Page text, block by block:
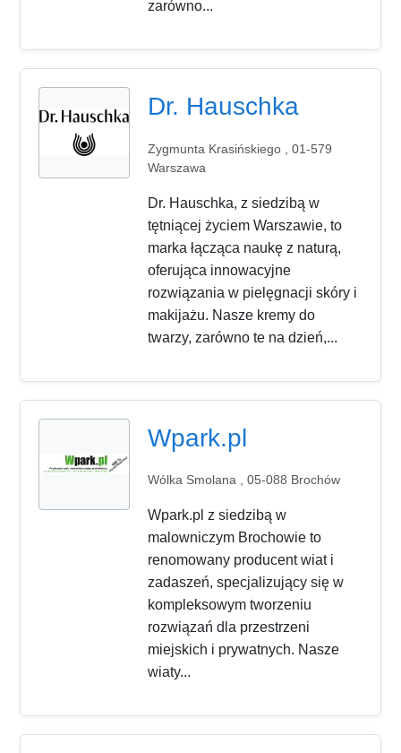
zarówno...
Dr. Hauschka
Zygmunta Krasińskiego , 01-579
Warszawa
Dr. Hauschka, z siedzibą w
tętniącej życiem Warszawie, to
marka łącząca naukę z naturą,
oferująca innowacyjne
rozwiązania w pielęgnacji skóry i
makijażu. Nasze kremy do
twarzy, zarówno te na dzień,...
Wpark.pl
Wólka Smolana , 05-088 Brochów
Wpark.pl z siedzibą w
malowniczym Brochowie to
renomowany producent wiat i
zadaszeń, specjalizujący się w
kompleksowym tworzeniu
rozwiązań dla przestrzeni
miejskich i prywatnych. Nasze
wiaty...